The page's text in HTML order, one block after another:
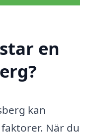
en
kan
När du